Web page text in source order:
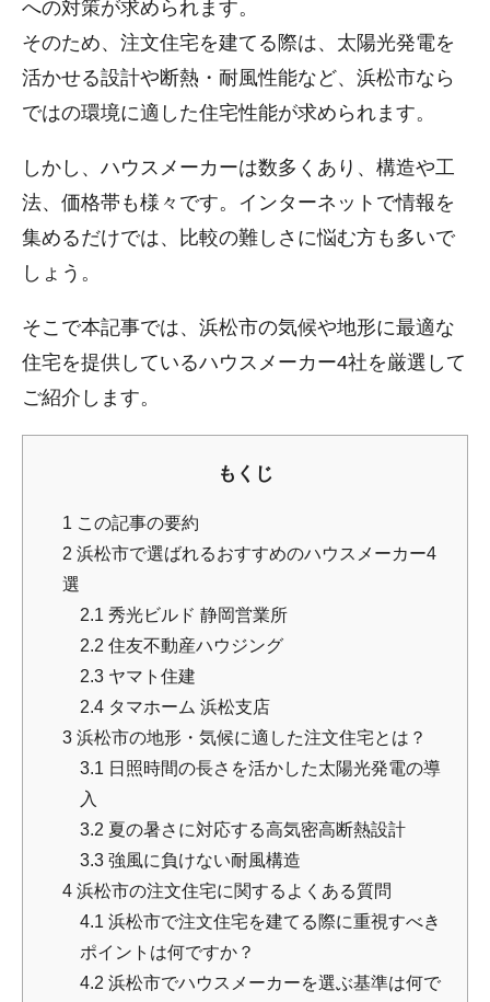
への対策が求められます。
そのため、注文住宅を建てる際は、太陽光発電を
活かせる設計や断熱・耐風性能など、浜松市なら
ではの環境に適した住宅性能が求められます。
しかし、ハウスメーカーは数多くあり、構造や工
法、価格帯も様々です。インターネットで情報を
集めるだけでは、比較の難しさに悩む方も多いで
しょう。
そこで本記事では、浜松市の気候や地形に最適な
住宅を提供しているハウスメーカー4社を厳選して
ご紹介します。
もくじ
1 この記事の要約
2 浜松市で選ばれるおすすめのハウスメーカー4
選
2.1 秀光ビルド 静岡営業所
2.2 住友不動産ハウジング
2.3 ヤマト住建
2.4 タマホーム 浜松支店
3 浜松市の地形・気候に適した注文住宅とは？
3.1 日照時間の長さを活かした太陽光発電の導
入
3.2 夏の暑さに対応する高気密高断熱設計
3.3 強風に負けない耐風構造
4 浜松市の注文住宅に関するよくある質問
4.1 浜松市で注文住宅を建てる際に重視すべき
ポイントは何ですか？
4.2 浜松市でハウスメーカーを選ぶ基準は何で